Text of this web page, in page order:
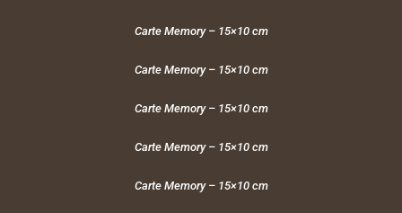
Carte Memory – 15×10 cm
Carte Memory – 15×10 cm
Carte Memory – 15×10 cm
Carte Memory – 15×10 cm
Carte Memory – 15×10 cm